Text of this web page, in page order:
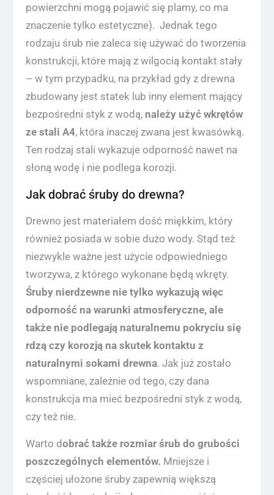
powierzchni mogą pojawić się plamy, co ma
znaczenie tylko estetyczne). Jednak tego
rodzaju śrub nie zaleca się używać do tworzenia
konstrukcji, które mają z wilgocią kontakt stały
– w tym przypadku, na przykład gdy z drewna
zbudowany jest statek lub inny element mający
bezpośredni styk z wodą, należy użyć wkrętów
ze stali A4, która inaczej zwana jest kwasówką.
Ten rodzaj stali wykazuje odporność nawet na
słoną wodę i nie podlega korozji.
Jak dobrać śruby do drewna?
Drewno jest materiałem dość miękkim, który
również posiada w sobie dużo wody. Stąd też
niezwykle ważne jest użycie odpowiedniego
tworzywa, z którego wykonane będą wkręty.
Śruby nierdzewne nie tylko wykazują więc
odporność na warunki atmosferyczne, ale
także nie podlegają naturalnemu pokryciu się
rdzą czy korozją na skutek kontaktu z
naturalnymi sokami drewna. Jak już zostało
wspomniane, zależnie od tego, czy dana
konstrukcja ma mieć bezpośredni styk z wodą,
czy też nie.
Warto dobrać także rozmiar śrub do grubości
poszczególnych elementów. Mniejsze i
częściej ułożone śruby zapewnią większą